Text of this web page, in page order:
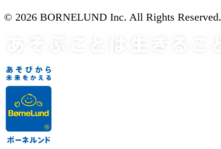
© 2026 BORNELUND Inc. All Rights Reserved.